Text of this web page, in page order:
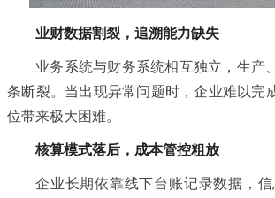
业财数据割裂，追溯能力缺失
业务系统与财务系统相互独立，生产
条断裂。当出现异常问题时，企业难以完
位带来极大困难。
核算模式落后，成本管控粗放
企业长期依靠线下台账记录数据，